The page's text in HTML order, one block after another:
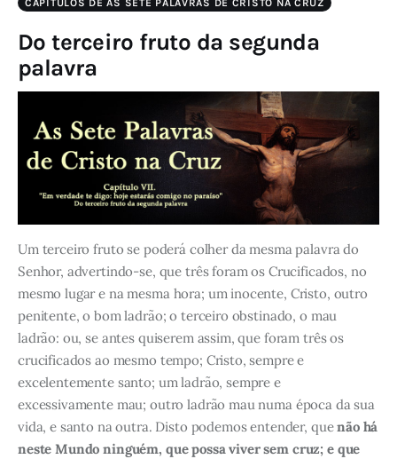
CAPÍTULOS DE AS SETE PALAVRAS DE CRISTO NA CRUZ
Do terceiro fruto da segunda
palavra
Um terceiro fruto se poderá colher da mesma palavra do
Senhor, advertindo-se, que três foram os Crucificados, no
mesmo lugar e na mesma hora; um inocente, Cristo, outro
penitente, o bom ladrão; o terceiro obstinado, o mau
ladrão: ou, se antes quiserem assim, que foram três os
crucificados ao mesmo tempo; Cristo, sempre e
excelentemente santo; um ladrão, sempre e
excessivamente mau; outro ladrão mau numa época da sua
vida, e santo na outra. Disto podemos entender, quenão há
neste Mundo ninguém, que possa viver sem cruz; e que